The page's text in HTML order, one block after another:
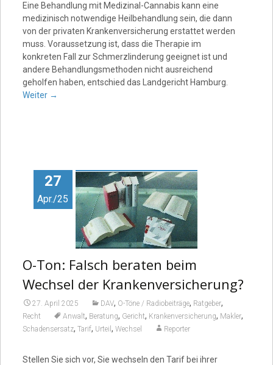
Eine Behandlung mit Medizinal-Cannabis kann eine
medizinisch notwendige Heilbehandlung sein, die dann
von der privaten Krankenversicherung erstattet werden
muss. Voraussetzung ist, dass die Therapie im
konkreten Fall zur Schmerzlinderung geeignet ist und
andere Behandlungsmethoden nicht ausreichend
geholfen haben, entschied das Landgericht Hamburg.
Weiter →
27
Apr./25
O-Ton: Falsch beraten beim
Wechsel der Krankenversicherung?
27. April 2025 DAV, O-Töne / Radiobeiträge, Ratgeber,
Recht Anwalt, Beratung, Gericht, Krankenversicherung, Makler,
Schadensersatz, Tarif, Urteil , Wechsel Reporter
Stellen Sie sich vor, Sie wechseln den Tarif bei ihrer